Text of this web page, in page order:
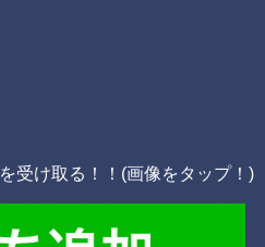
を受け取る！！(画像をタップ！)